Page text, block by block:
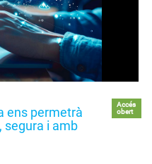
ens permetrà
segura i amb
Accés
obert